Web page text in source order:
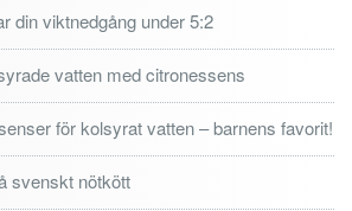
din viktnedgång under 5:2
vatten med citronessens
för kolsyrat vatten – barnens favorit!
svenskt nötkött